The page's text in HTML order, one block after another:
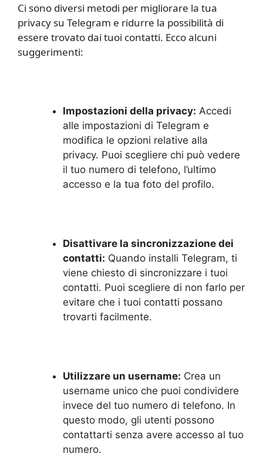
Ci sono diversi metodi per migliorare la tua
privacy su Telegram e ridurre la possibilità di
essere trovato dai tuoi contatti. Ecco alcuni
suggerimenti:
Impostazioni della privacy: Accedi
alle impostazioni di Telegram e
modifica le opzioni relative alla
privacy. Puoi scegliere chi può vedere
il tuo numero di telefono, l’ultimo
accesso e la tua foto del profilo.
Disattivare la sincronizzazione dei
contatti: Quando installi Telegram, ti
viene chiesto di sincronizzare i tuoi
contatti. Puoi scegliere di non farlo per
evitare che i tuoi contatti possano
trovarti facilmente.
Utilizzare un username: Crea un
username unico che puoi condividere
invece del tuo numero di telefono. In
questo modo, gli utenti possono
contattarti senza avere accesso al tuo
numero.